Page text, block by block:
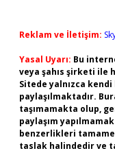
Reklam ve İletişim:
Yasal Uyarı: Bu
veya şahıs şirketi ile
Sitede yalnızca kendi
paylaşılmaktadır.
taşımamakta olup,
paylaşım
benzerlikleri
taslak halindedir ve